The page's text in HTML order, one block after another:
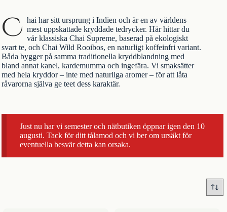
C hai har sitt ursprung i Indien och är en av världens
mest uppskattade kryddade tedrycker. Här hittar du
vår klassiska Chai Supreme, baserad på ekologiskt
svart te, och Chai Wild Rooibos, en naturligt koffeinfri variant.
Båda bygger på samma traditionella kryddblandning med
bland annat kanel, kardemumma och ingefära. Vi smaksätter
med hela kryddor – inte med naturliga aromer – för att låta
råvarorna själva ge teet dess karaktär.
Just nu har vi semester och nätbutiken öppnar igen den 10
augusti. Tack för ditt tålamod och vi ber om ursäkt för
eventuella besvär detta kan orsaka.